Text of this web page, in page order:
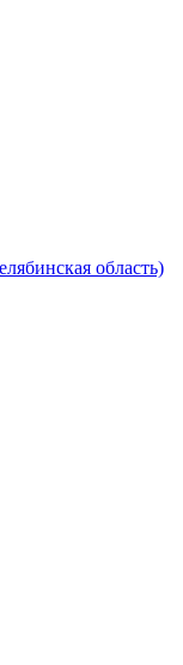
область)